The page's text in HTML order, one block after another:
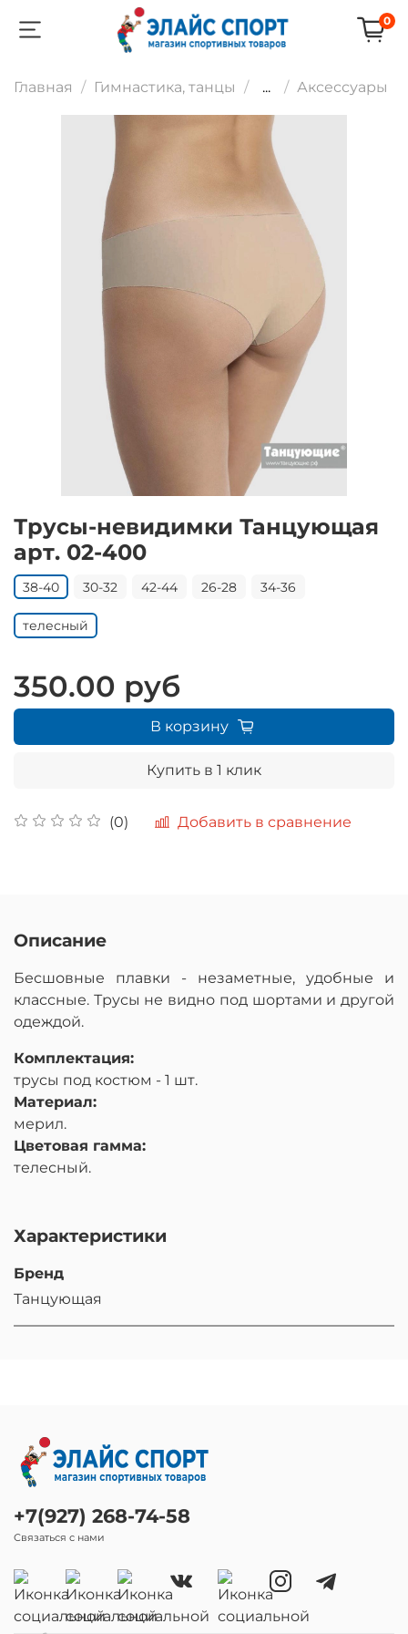
0
Главная Гимнастика, танцы ... Аксессуары
Трусы-невидимки Танцующая
арт. 02-400
(0) Добавить в сравнение
38-40 30-32 42-44 26-28 34-36
телесный
350.00 руб
В корзину
Купить в 1 клик
Описание
Бесшовные плавки - незаметные, удобные и
классные. Трусы не видно под шортами и другой
одеждой.
Комплектация:
трусы под костюм - 1 шт.
Материал:
мерил.
Цветовая гамма:
телесный.
Характеристики
Бренд
Танцующая
+7(927) 268-74-58
Связаться с нами